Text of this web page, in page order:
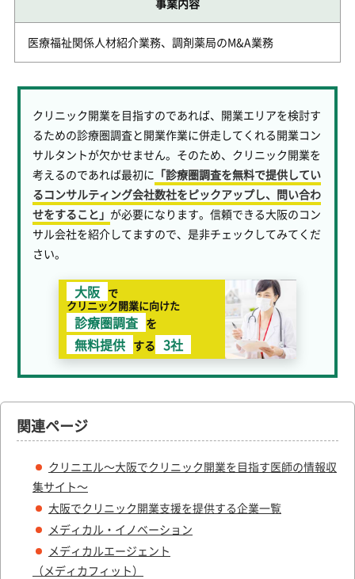
医療福祉関係人材紹介業務、調剤薬局のM&A業務
クリニック開業を目指すのであれば、開業エリアを検討す
るための診療圏調査と開業作業に併走してくれる開業コン
サルタントが欠かせません。そのため、クリニック開業を
考えるのであれば最初に 「診療圏調査を無料で提供してい
るコンサルティング会社数社をピックアップし、問い合わ
せをすること」 が必要になります。信頼できる大阪のコン
サル会社を紹介してますので、是非チェックしてみてくだ
さい。
大阪 で
クリニック開業に向けた
診療圏調査 を
無料提供 する 3社
関連ページ
クリニエル～大阪でクリニック開業を目指す医師の情報収
集サイト～
大阪でクリニック開業支援を提供する企業一覧
メディカル・イノベーション
メディカルエージェント
（メディカフィット）